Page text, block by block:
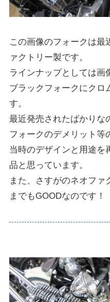
この画像のフォークは最
ァクトリー製です。
ラインナップとしては画
ブラックフォークにクロ
す。
最近発売されたばかりな
フォークのデメリット等
当時のデザインと用途を
品と思っています。
また、さすがのネオファ
までもGOODなのです！